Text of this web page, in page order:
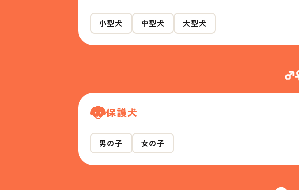
小型犬 中型犬 大型犬
保護犬
男の子 女の子